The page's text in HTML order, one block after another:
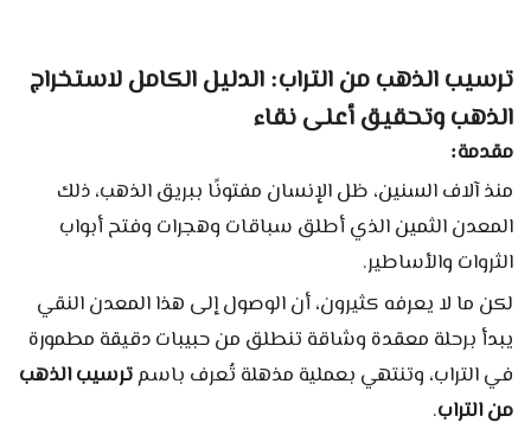
ترسيب الذهب من التراب: الدليل الكامل لاستخراج
الذهب وتحقيق أعلى نقاء
مقدمة:
منذ آلاف السنين، ظل الإنسان مفتونًا ببريق الذهب، ذلك
المعدن الثمين الذي أطلق سباقات وهجرات وفتح أبواب
الثروات والأساطير.
لكن ما لا يعرفه كثيرون، أن الوصول إلى هذا المعدن النقي
يبدأ برحلة معقدة وشاقة تنطلق من حبيبات دقيقة مطمورة
في التراب، وتنتهي بعملية مذهلة تُعرف باسمترسيب الذهب
من التراب.